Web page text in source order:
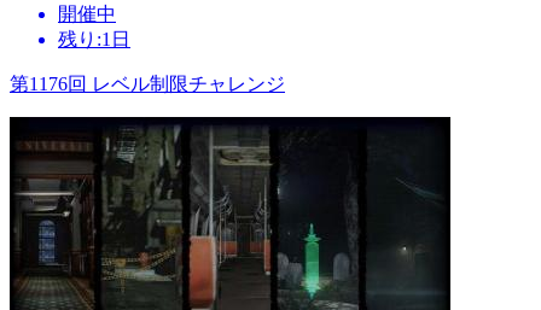
開催中
残り:1日
第1176回 レベル制限チャレンジ